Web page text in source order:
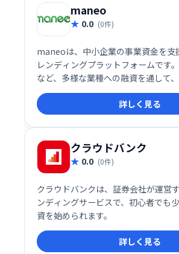
maneo
0.0 (0件)
maneoは、中小企業の事業資金を支
レンディングプラットフォームです
など、多様な業種への融資を通して
ポートしています。 投資家と企業を
を媒介とした新たなコミュニケーシ
築を目指し、社会貢献にも寄与して
を通じて、あなたの投資が日本の未
詳しく見る
クラウドバンク
0.0 (0件)
クラウドバンクは、証券会社が運営
ンディングサービスで、初心者でも
資を始められます。
詳しく見る